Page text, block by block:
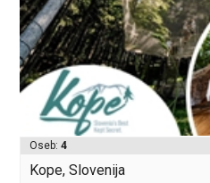
Oseb:4
Kope, Slovenija